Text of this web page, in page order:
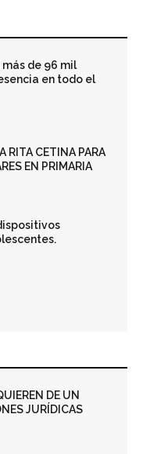
más de 96 mil
en todo el
RITA CETINA PARA
EN PRIMARIA
TAMBIÉN SON
DE UN
JURÍDICAS